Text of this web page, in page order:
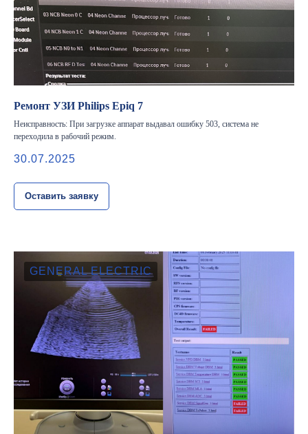
Ремонт УЗИ Philips Epiq 7
Неисправность: При загрузке аппарат выдавал ошибку 503, система не
переходила в рабочий режим.
30.07.2025
Оставить заявку
GENERAL ELECTRIC